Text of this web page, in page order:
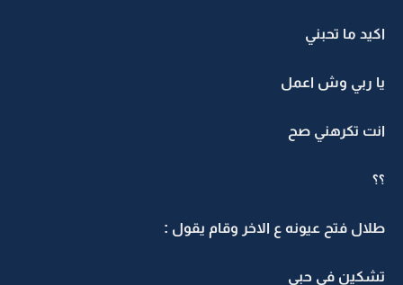
اكيد ما تحبني
يا ربي وش اعمل
انت تكرهني صح
؟؟
طلال فتح عيونه ع الاخر وقام يقول :
تشكين في حبي